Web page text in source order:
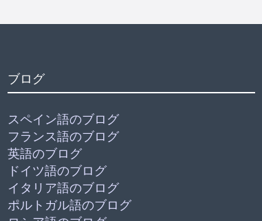
ブログ
スペイン語のブログ
フランス語のブログ
英語のブログ
ドイツ語のブログ
イタリア語のブログ
ポルトガル語のブログ